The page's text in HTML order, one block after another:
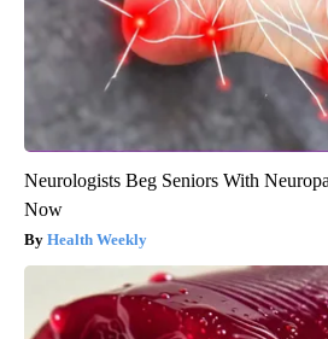
Neurologists Beg Seniors With
Now
Health Weekly